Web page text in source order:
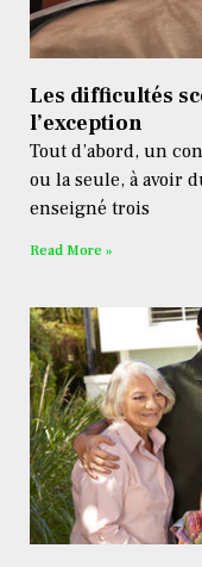
Les difficultés
l’exception
Tout d’abord, un
ou la seule, à avoir
enseigné trois
Read More »